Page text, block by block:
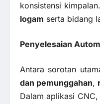
konsistensi
logam serta bidang
Penyelesaian
Antara sorotan
dan pemunggahan,
Dalam aplikasi